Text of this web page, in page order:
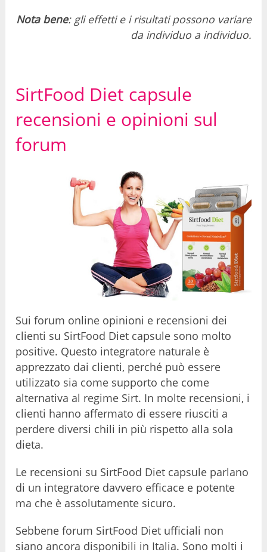
Nota bene: gli effetti e i risultati possono variare
da individuo a individuo.
SirtFood Diet capsule
recensioni e opinioni sul
forum
Sui forum online opinioni e recensioni dei
clienti su SirtFood Diet capsule sono molto
positive. Questo integratore naturale è
apprezzato dai clienti, perché può essere
utilizzato sia come supporto che come
alternativa al regime Sirt. In molte recensioni, i
clienti hanno affermato di essere riusciti a
perdere diversi chili in più rispetto alla sola
dieta.
Le recensioni su SirtFood Diet capsule parlano
di un integratore davvero efficace e potente
ma che è assolutamente sicuro.
Sebbene forum SirtFood Diet ufficiali non
siano ancora disponibili in Italia. Sono molti i